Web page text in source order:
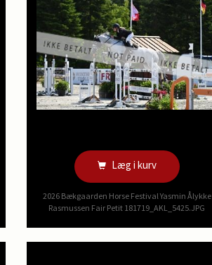
Læg i kurv
2026 Bækgaarden Horse Festival Yasmin Ålykke
Rasmussen Fair Petit 181719_AKL_5425.JPG